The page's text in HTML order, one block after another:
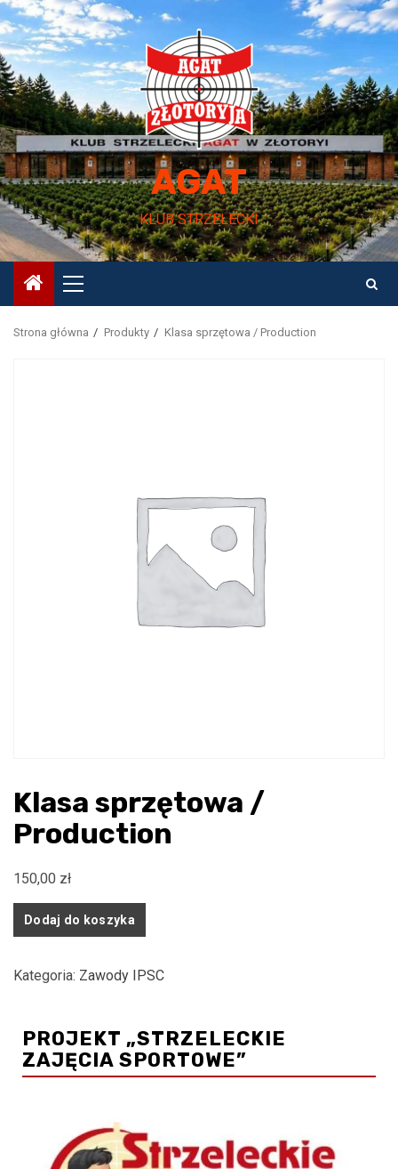
Przejdź
do
treści
AGAT
KLUB STRZELECKI
Menu
główne
Strona główna Produkty Klasa sprzętowa / Production
Klasa sprzętowa /
Production
150,00 zł
ilość
Klasa
/
Dodaj do koszyka
Kategoria: Zawody IPSC
PROJEKT „STRZELECKIE
ZAJĘCIA SPORTOWE”